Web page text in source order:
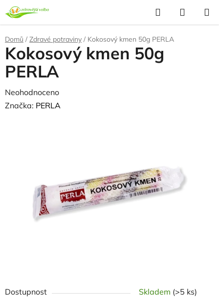
Přejít
na
obsah
Hledat
KOŠÍK
Domů / Zdravé potraviny / Kokosový kmen 50g PERLA
Dostupnost Skladem (>5 ks)
Kokosový kmen 50g
PERLA
Průměrné
hodnocení
hvězdiček.
Neohodnoceno
Značka: PERLA